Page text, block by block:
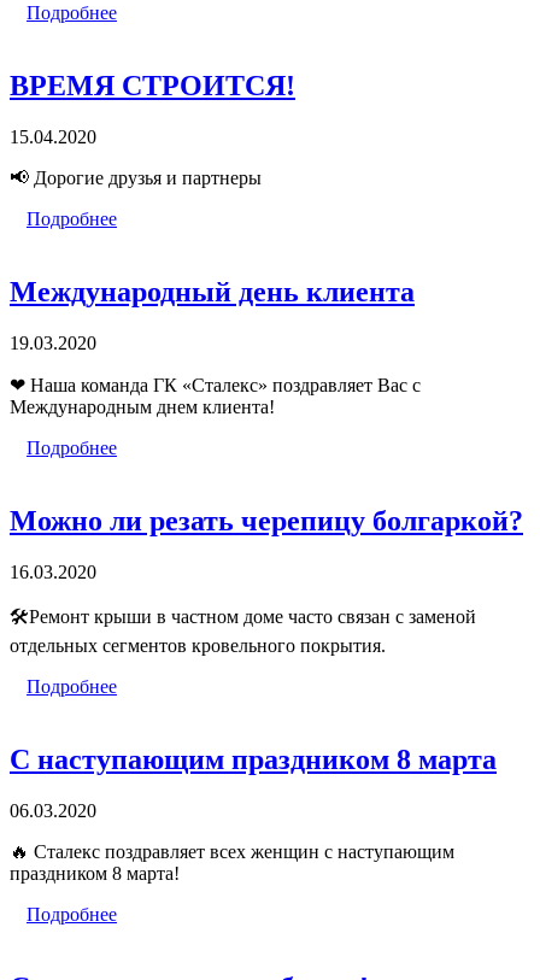
Подробнее
ВРЕМЯ СТРОИТСЯ!
15.04.2020
📢 Дорогие друзья и партнеры
Подробнее
Международный день клиента
19.03.2020
❤ Наша команда ГК «Сталекс» поздравляет Вас с
Международным днем клиента!
Подробнее
Можно ли резать черепицу болгаркой?
16.03.2020
🛠Ремонт крыши в частном доме часто связан с заменой
отдельных сегментов кровельного покрытия.
Подробнее
С наступающим праздником 8 марта
06.03.2020
🔥 Сталекс поздравляет всех женщин с наступающим
праздником 8 марта!
Подробнее